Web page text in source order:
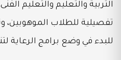
التربية والتعليم والتعليم
تفصيلية للطلاب
للبدء في وضع برامج الرعاية